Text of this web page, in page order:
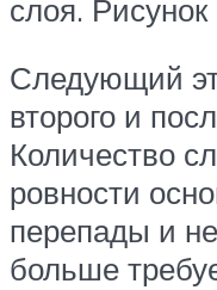
слоя. Рисунок
Следующий
второго и
Количество
ровности
перепады и
больше